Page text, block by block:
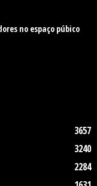
no espaço púbico
3657
3240
2284